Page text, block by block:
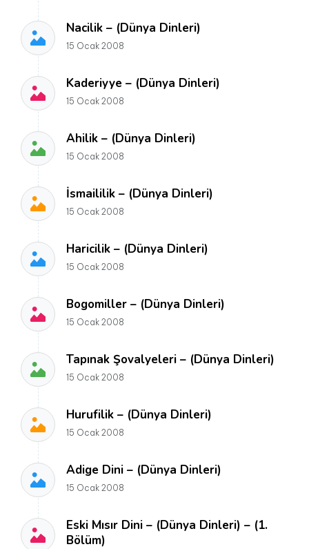
Nacilik – (Dünya Dinleri)
15 Ocak 2008
Kaderiyye – (Dünya Dinleri)
15 Ocak 2008
Ahilik – (Dünya Dinleri)
15 Ocak 2008
İsmaililik – (Dünya Dinleri)
15 Ocak 2008
Haricilik – (Dünya Dinleri)
15 Ocak 2008
Bogomiller – (Dünya Dinleri)
15 Ocak 2008
Tapınak Şovalyeleri – (Dünya Dinleri)
15 Ocak 2008
Hurufilik – (Dünya Dinleri)
15 Ocak 2008
Adige Dini – (Dünya Dinleri)
15 Ocak 2008
Eski Mısır Dini – (Dünya Dinleri) – (1.
Bölüm)